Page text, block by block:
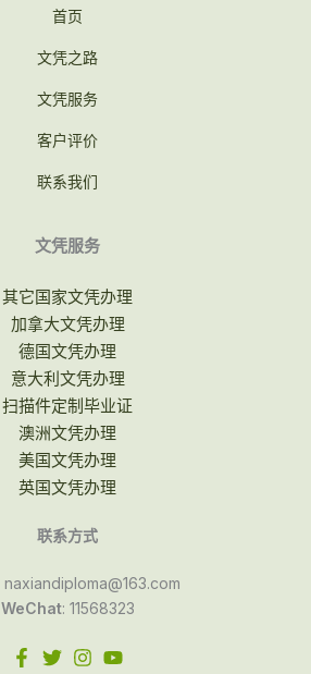
首页
文凭之路
文凭服务
客户评价
联系我们
文凭服务
其它国家文凭办理
加拿大文凭办理
德国文凭办理
意大利文凭办理
扫描件定制毕业证
澳洲文凭办理
美国文凭办理
英国文凭办理
联系方式
naxiandiploma@163.com
WeChat: 11568323